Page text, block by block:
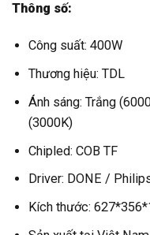
Thông số:
Công suất: 400W
Thương hiệu: TDL
Ánh sáng: Trắng
(3000K)
Chipled: COB TF
Driver: DONE /
Kích thước: